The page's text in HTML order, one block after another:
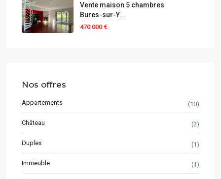
Vente maison 5 chambres
Bures-sur-Y...
470 000 €
Nos offres
Appartements (10)
Château (2)
Duplex (1)
Immeuble (1)